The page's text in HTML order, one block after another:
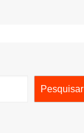
Pesquisar